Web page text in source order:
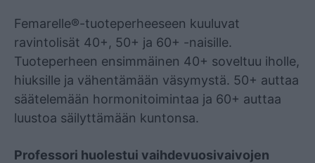
Femarelle®-tuoteperheeseen kuuluvat
ravintolisät 40+, 50+ ja 60+ -naisille.
Tuoteperheen ensimmäinen 40+ soveltuu iholle,
hiuksille ja vähentämään väsymystä. 50+ auttaa
säätelemään hormonitoimintaa ja 60+ auttaa
luustoa säilyttämään kuntonsa.
Professori huolestui vaihdevuosivaivojen